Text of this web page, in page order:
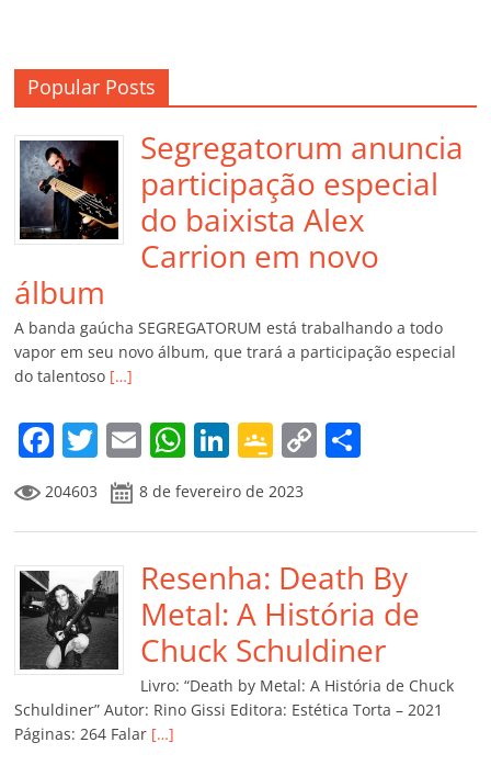
Popular Posts
Segregatorum anuncia
participação especial
do baixista Alex
Carrion em novo
álbum
A banda gaúcha SEGREGATORUM está trabalhando a todo
vapor em seu novo álbum, que trará a participação especial
do talentoso […]
F
a
c
e
b
o
o
k
T
w
itt
er
E
m
ai
l
W
at
s
A
p
p
Li
k
e
dI
n
G
o
o
gl
e
Cl
a
ss
ro
C
y
Li
n
k
p
ar
til
h
ar
204603 8 de fevereiro de 2023
Resenha: Death By
Metal: A História de
Chuck Schuldiner
Livro: “Death by Metal: A História de Chuck
Schuldiner” Autor: Rino Gissi Editora: Estética Torta – 2021
Páginas: 264 Falar […]